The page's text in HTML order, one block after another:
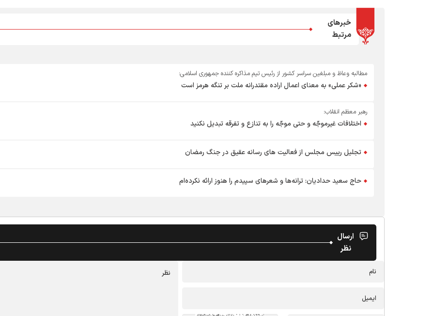
خبرهای
مرتبط
مطالبه وعاظ و مبلغین سراسر کشور از رئیس تیم مذاکره کننده جمهوری اسلامی:
«شکر عملی» به معنای اعمال اراده مقتدرانه ملت بر تنگه هرمز است
رهبر معظم انقلاب:
اختلافات غیرموجّه و حتی موجّه را به تنازع و تفرقه تبدیل نکنید
تجلیل رییس مجلس از فعالیت های رسانه عقیق در جنگ رمضان
حاج سعید حدادیان: ترانه‌ها و شعرهای سپیدم را هنوز ارائه نکرده‌ام
ارسال
نظر